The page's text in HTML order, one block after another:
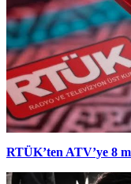
RTÜK’ten ATV’ye 8